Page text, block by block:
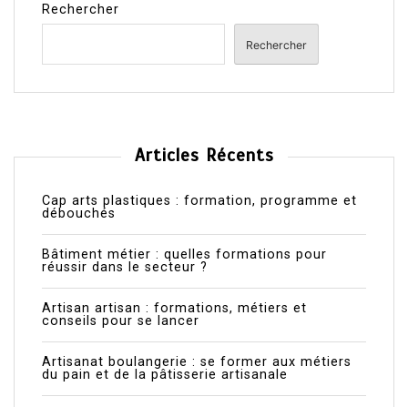
Rechercher
Rechercher
Articles Récents
Cap arts plastiques : formation, programme et
débouchés
Bâtiment métier : quelles formations pour
réussir dans le secteur ?
Artisan artisan : formations, métiers et
conseils pour se lancer
Artisanat boulangerie : se former aux métiers
du pain et de la pâtisserie artisanale